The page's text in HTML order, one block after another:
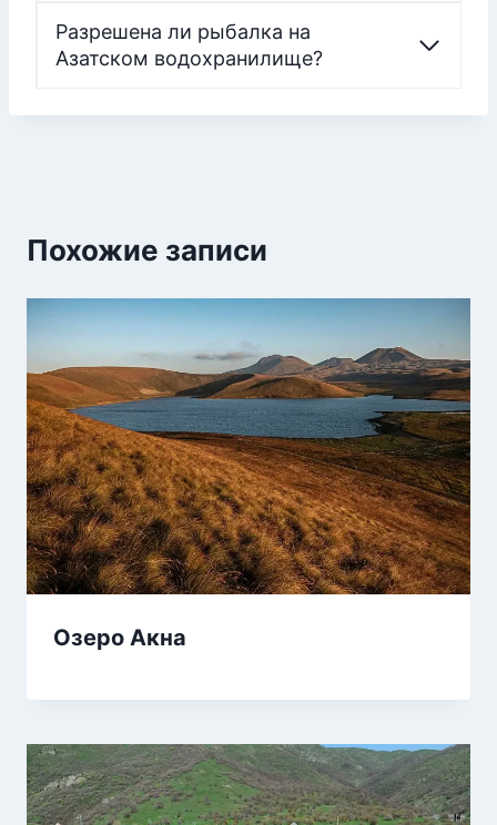
Разрешена ли рыбалка на
Азатском водохранилище?
Похожие записи
Озеро Акна